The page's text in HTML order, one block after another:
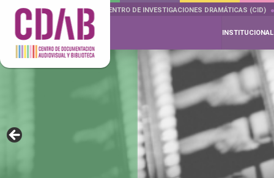
DOCUMENTA DRAMÁTICAS CENTRO DE INVESTIGACIONES DRAMÁTICAS (CID)
INSTITUCIONAL